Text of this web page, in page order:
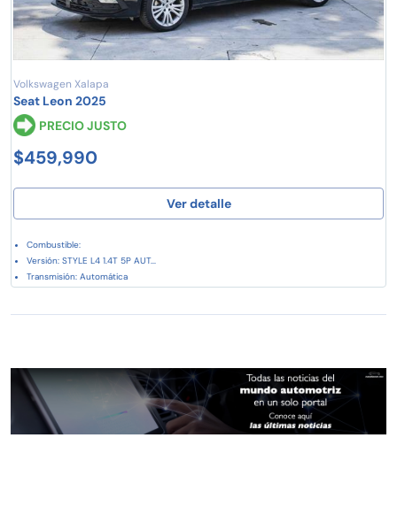
Volkswagen Xalapa
Seat Leon 2025
PRECIO JUSTO
$459,990
Ver detalle
Combustible:
Versión: STYLE L4 1.4T 5P AUT...
Transmisión: Automática